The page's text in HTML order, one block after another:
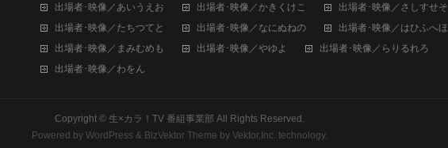
出場者･映像／あいうえお 出場者･映像／かきくけこ
出場者･映像／さしすせそ
出場者･映像／たちつてと
出場者･映像／なにぬねの
出場者･映像／はひふへほ
出場者･映像／まみむめも
出場者･映像／やゆよ
出場者･映像／らりるれろ
出場者･映像／わをん
Copyright © 生×カラ！TV 番組事業部 All Rights Reserved.
Powered by WordPress & BizVektor Theme by Vektor,Inc. technology.